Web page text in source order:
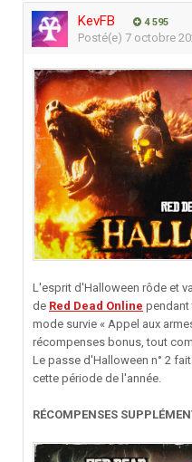
KevFB 4 595
Posté(e) 7 octobre
L'esprit d'Halloween rôde et
de Red Dead Online pendant
mode survie « Appel aux
récompenses bonus, tout
Le passe d'Halloween n° 2
cette période de l'année.
RÉCOMPENSES